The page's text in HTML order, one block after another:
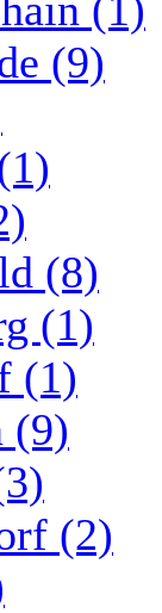
(9)
(8)
(1)
(1)
(9)
(2)